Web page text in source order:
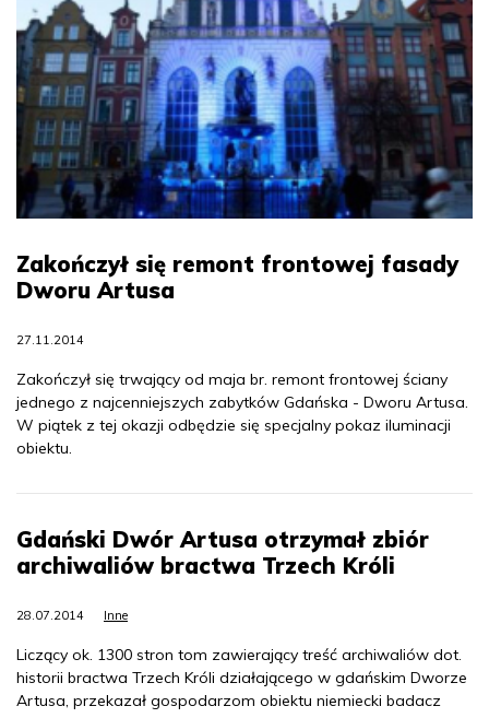
Zakończył się remont frontowej fasady
Dworu Artusa
27.11.2014
Zakończył się trwający od maja br. remont frontowej ściany
jednego z najcenniejszych zabytków Gdańska - Dworu Artusa.
W piątek z tej okazji odbędzie się specjalny pokaz iluminacji
obiektu.
Gdański Dwór Artusa otrzymał zbiór
archiwaliów bractwa Trzech Króli
28.07.2014 Inne
Liczący ok. 1300 stron tom zawierający treść archiwaliów dot.
historii bractwa Trzech Króli działającego w gdańskim Dworze
Artusa, przekazał gospodarzom obiektu niemiecki badacz